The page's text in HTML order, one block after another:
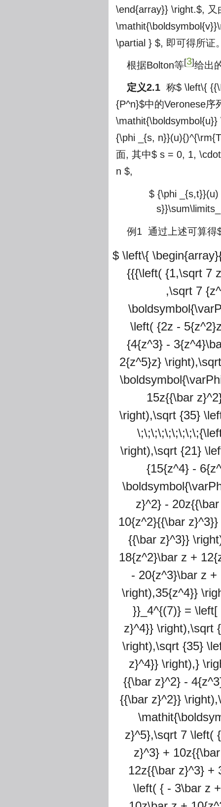
\end{array}} \right.$, 又
\partial } $, 即可得所证
根据Bolton等[3]给出
定义2.1 称$ \left\{
{P^n}$中的Veronese序
{\phi _{s,
面, 其中$ s = 0, 1,
n $,
$ {\phi
例1 通过上述可算得
$ \left\{
{{{\left( {1,\sqrt 7
,\sqrt 7
\left( {2z -
{4{z^3} -
2{z^5}z}
15z{{\bar
\right),\sqrt {35}
\right),\sqrt {21}
{15{z^4} -
z}^2} -
10{z^2}{{\bar
{{\bar z}^3}}
18{z^2}\bar z +
- 20{z^3}\bar z
\right),35{z^4}}
}}_4^{(7)} =
z}^4}} \right),\sqrt
\right),\sqrt {35}
z}^4}} \right),}
{{\bar z}^2} -
{{\bar z}^2}}
z}^5},\sqrt 7 \left(
z}^3} +
12z{{\bar z}^3} +
\left( { - 3\bar z